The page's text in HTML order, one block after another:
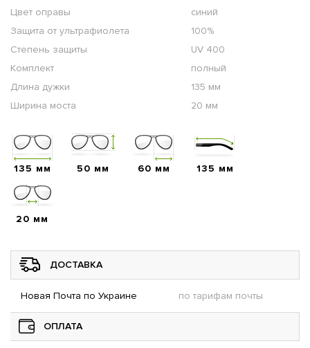
Цвет оправы
синий
Защита от ультрафиолета
100%
Степень защиты
UV 400
Комплект
полный
Длина дужки
135 мм
Ширина моста
20 мм
135 мм 50 мм 60 мм 135 мм
20 мм
ДОСТАВКА
Новая Почта по Украине по тарифам почты
ОПЛАТА